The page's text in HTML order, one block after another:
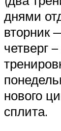
днями
вторник
четверг
нового
сплита.